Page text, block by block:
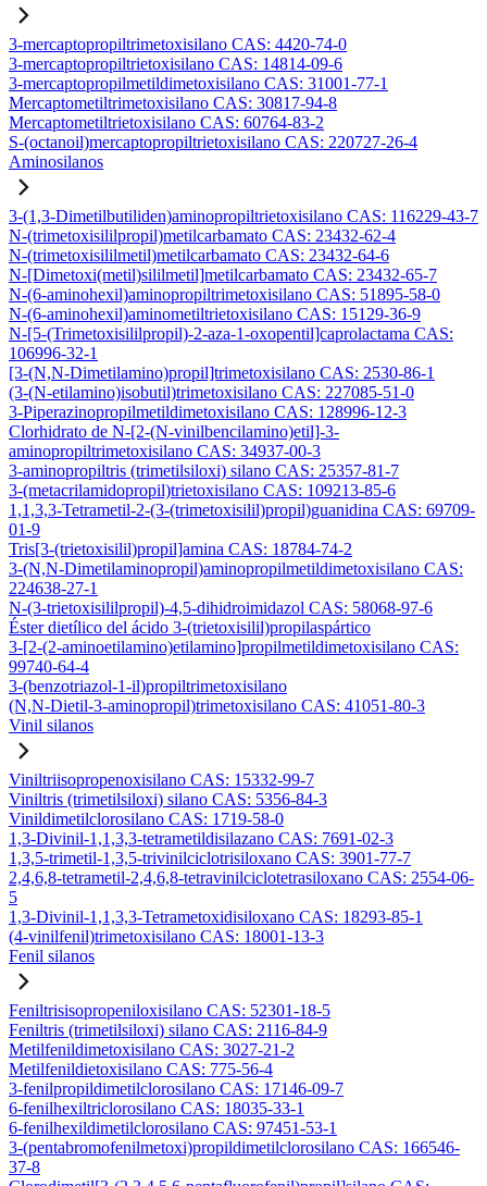
3-mercaptopropiltrimetoxisilano CAS: 4420-74-0
3-mercaptopropiltrietoxisilano CAS: 14814-09-6
3-mercaptopropilmetildimetoxisilano CAS: 31001-77-1
Mercaptometiltrimetoxisilano CAS: 30817-94-8
Mercaptometiltrietoxisilano CAS: 60764-83-2
S-(octanoil)mercaptopropiltrietoxisilano CAS: 220727-26-4
Aminosilanos
3-(1,3-Dimetilbutiliden)aminopropiltrietoxisilano CAS: 116229-43-7
N-(trimetoxisililpropil)metilcarbamato CAS: 23432-62-4
N-(trimetoxisililmetil)metilcarbamato CAS: 23432-64-6
N-[Dimetoxi(metil)sililmetil]metilcarbamato CAS: 23432-65-7
N-(6-aminohexil)aminopropiltrimetoxisilano CAS: 51895-58-0
N-(6-aminohexil)aminometiltrietoxisilano CAS: 15129-36-9
N-[5-(Trimetoxisililpropil)-2-aza-1-oxopentil]caprolactama CAS:
106996-32-1
[3-(N,N-Dimetilamino)propil]trimetoxisilano CAS: 2530-86-1
(3-(N-etilamino)isobutil)trimetoxisilano CAS: 227085-51-0
3-Piperazinopropilmetildimetoxisilano CAS: 128996-12-3
Clorhidrato de N-[2-(N-vinilbencilamino)etil]-3-
aminopropiltrimetoxisilano CAS: 34937-00-3
3-aminopropiltris (trimetilsiloxi) silano CAS: 25357-81-7
3-(metacrilamidopropil)trietoxisilano CAS: 109213-85-6
1,1,3,3-Tetrametil-2-(3-(trimetoxisilil)propil)guanidina CAS: 69709-
01-9
Tris[3-(trietoxisilil)propil]amina CAS: 18784-74-2
3-(N,N-Dimetilaminopropil)aminopropilmetildimetoxisilano CAS:
224638-27-1
N-(3-trietoxisililpropil)-4,5-dihidroimidazol CAS: 58068-97-6
Éster dietílico del ácido 3-(trietoxisilil)propilaspártico
3-[2-(2-aminoetilamino)etilamino]propilmetildimetoxisilano CAS:
99740-64-4
3-(benzotriazol-1-il)propiltrimetoxisilano
(N,N-Dietil-3-aminopropil)trimetoxisilano CAS: 41051-80-3
Vinil silanos
Viniltriisopropenoxisilano CAS: 15332-99-7
Viniltris (trimetilsiloxi) silano CAS: 5356-84-3
Vinildimetilclorosilano CAS: 1719-58-0
1,3-Divinil-1,1,3,3-tetrametildisilazano CAS: 7691-02-3
1,3,5-trimetil-1,3,5-trivinilciclotrisiloxano CAS: 3901-77-7
2,4,6,8-tetrametil-2,4,6,8-tetravinilciclotetrasiloxano CAS: 2554-06-
5
1,3-Divinil-1,1,3,3-Tetrametoxidisiloxano CAS: 18293-85-1
(4-vinilfenil)trimetoxisilano CAS: 18001-13-3
Fenil silanos
Feniltrisisopropeniloxisilano CAS: 52301-18-5
Feniltris (trimetilsiloxi) silano CAS: 2116-84-9
Metilfenildimetoxisilano CAS: 3027-21-2
Metilfenildietoxisilano CAS: 775-56-4
3-fenilpropildimetilclorosilano CAS: 17146-09-7
6-fenilhexiltriclorosilano CAS: 18035-33-1
6-fenilhexildimetilclorosilano CAS: 97451-53-1
3-(pentabromofenilmetoxi)propildimetilclorosilano CAS: 166546-
37-8